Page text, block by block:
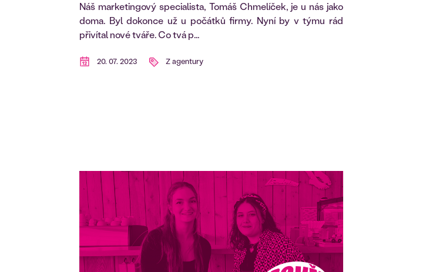
Náš marketingový specialista, Tomáš Chmelíček, je u nás jako
doma. Byl dokonce už u počátků firmy. Nyní by v týmu rád
přivítal nové tváře. Co tvá p...
20. 07. 2023 Z agentury